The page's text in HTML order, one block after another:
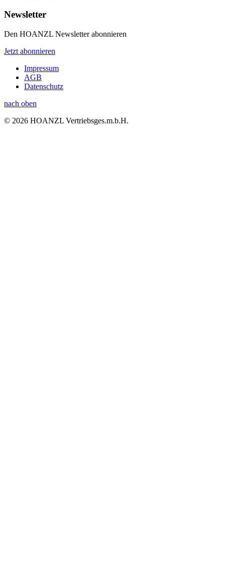
Newsletter
Den HOANZL Newsletter abonnieren
Jetzt abonnieren
Impressum
AGB
Datenschutz
nach oben
© 2026 HOANZL Vertriebsges.m.b.H.